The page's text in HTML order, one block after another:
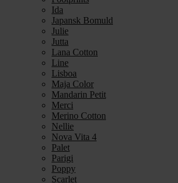
Ida
Japansk Bomuld
Julie
Jutta
Lana Cotton
Line
Lisboa
Maja Color
Mandarin Petit
Merci
Merino Cotton
Nellie
Nova Vita 4
Palet
Parigi
Poppy
Scarlet